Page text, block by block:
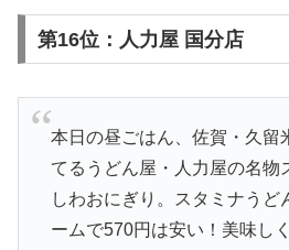
第16位：人力屋 国分店
本日の昼ごはん、佐賀・久留
てるうどん屋・人力屋の名物
しわおにぎり。スタミナうど
ームで570円は安い！美味し